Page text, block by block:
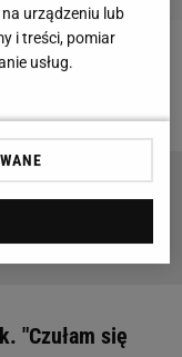
sezonie.
mną"
"Czułam się
urządzeniu lub
i treści, pomiar
usług.